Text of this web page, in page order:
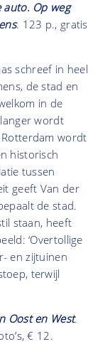
auto. Op weg
. 123 p., gratis
schreef in heel
de stad en
in de
wordt
wordt
historisch
tussen
geeft Van der
de stad.
staan, heeft
‘Overtollige
en zijtuinen
terwijl
Oost en West.
€ 12.